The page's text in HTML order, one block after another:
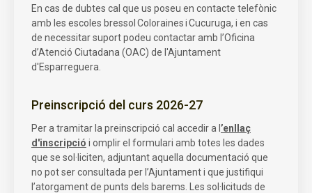
En cas de dubtes cal que us poseu en contacte telefònic
amb les escoles bressol Coloraines i Cucuruga, i en cas
de necessitar suport podeu contactar amb l’Oficina
d’Atenció Ciutadana (OAC) de l'Ajuntament
d'Esparreguera.
Preinscripció del curs 2026-27
Per a tramitar la preinscripció cal accedir a l ’enllaç
d'inscripció i omplir el formulari amb totes les dades
que se sol·liciten, adjuntant aquella documentació que
no pot ser consultada per l’Ajuntament i que justifiqui
l’atorgament de punts dels barems. Les sol·licituds de